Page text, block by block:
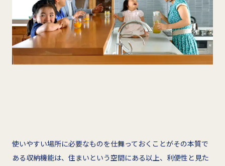
使いやすい場所に必要なものを仕舞っておくことがその本質で
ある収納機能は、住まいという空間にある以上、利便性と見た